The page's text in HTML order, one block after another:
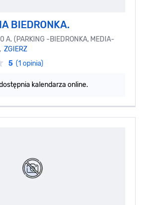
BIEDRONKA.
A. (PARKING -BIEDRONKA, MEDIA-
ZGIERZ
5 (1 opinia)
kalendarza online.